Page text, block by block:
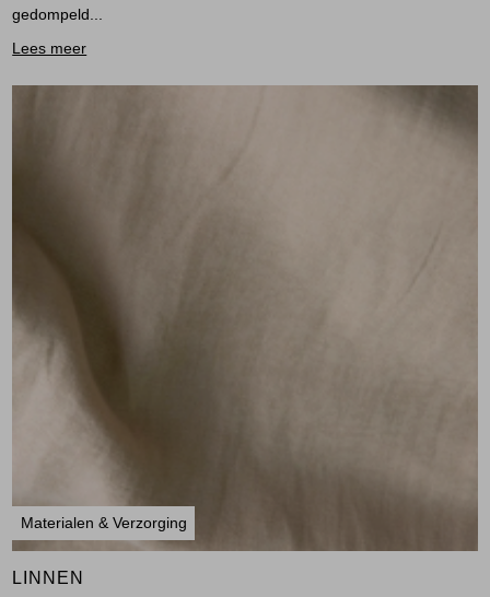
gedompeld...
Lees meer
Materialen & Verzorging
LINNEN